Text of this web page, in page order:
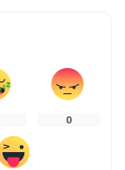
0